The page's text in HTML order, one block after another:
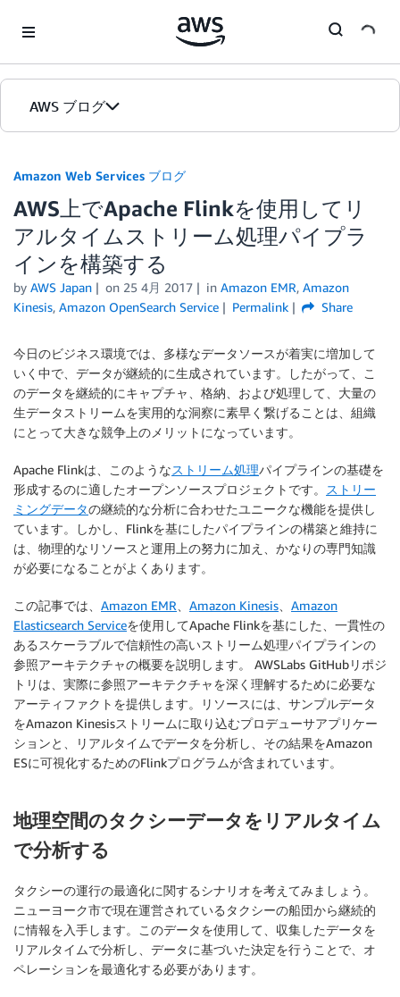
AWS ブログ
カテゴリ
エディション
Amazon Web Services ブログ
AWS上でApache Flinkを使用してリ
アルタイムストリーム処理パイプラ
インを構築する
by AWS Japan on 25 4月 2017 in Amazon EMR, Amazon
Kinesis, Amazon OpenSearch Service Permalink Share
今日のビジネス環境では、多様なデータソースが着実に増加して
いく中で、データが継続的に生成されています。したがって、こ
のデータを継続的にキャプチャ、格納、および処理して、大量の
生データストリームを実用的な洞察に素早く繋げることは、組織
にとって大きな競争上のメリットになっています。
Apache Flinkは、このようなストリーム処理パイプラインの基礎を
形成するのに適したオープンソースプロジェクトです。
ストリー
ミングデータの継続的な分析に合わせたユニークな機能を提供し
ています。しかし、Flinkを基にしたパイプラインの構築と維持に
は、物理​​的なリソースと運用上の努力に加え、かなりの専門知識
が必要になることがよくあります。
この記事では、 Amazon EMR Amazon Kinesis
Amazon
Elasticsearch Serviceを使用してApache Flinkを基にした、一貫性の
あるスケーラブルで信頼性の高いストリーム処理パイプラインの
参照アーキテクチャの概要を説明します。 AWSLabs GitHubリポジ
トリは、実際に参照アーキテクチャを深く理解するために必要な
アーティファクトを提供します。リソースには、サンプルデータ
をAmazon Kinesisストリームに取り込むプロデューサアプリケー
ションと、リアルタイムでデータを分析し、その結果をAmazon
ESに可視化するためのFlinkプログラムが含まれています。
地理空間のタクシーデータをリアルタイム
で分析する
タクシーの運行の最適化に関するシナリオを考えてみましょう。
ニューヨーク市で現在運営されているタクシーの船団から継続的
に情報を入手します。このデータを使用して、収集したデータを
リアルタイムで分析し、データに基づいた決定を行うことで、オ
ペレーションを最適化する必要があります。